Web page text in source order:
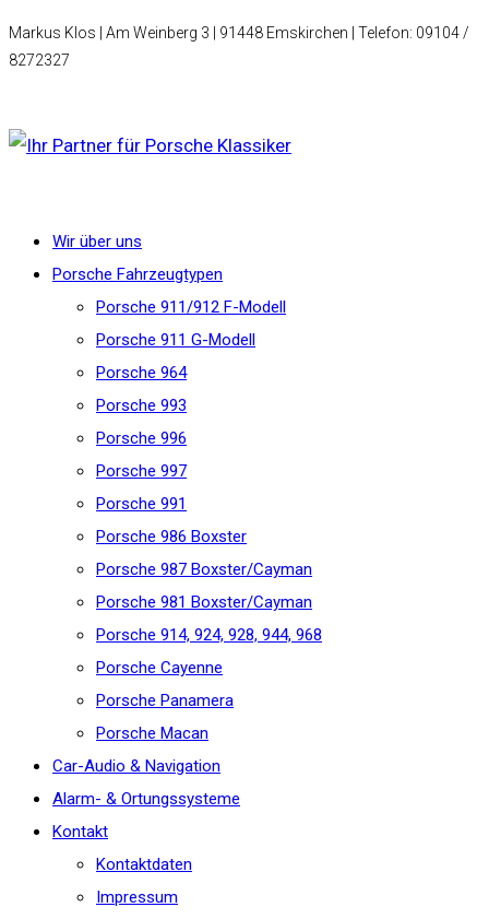
Markus Klos | Am Weinberg 3 | 91448 Emskirchen | Telefon: 09104 /
8272327
Wir über uns
Porsche Fahrzeugtypen
Porsche 911/912 F-Modell
Porsche 911 G-Modell
Porsche 964
Porsche 993
Porsche 996
Porsche 997
Porsche 991
Porsche 986 Boxster
Porsche 987 Boxster/Cayman
Porsche 981 Boxster/Cayman
Porsche 914, 924, 928, 944, 968
Porsche Cayenne
Porsche Panamera
Porsche Macan
Car-Audio & Navigation
Alarm- & Ortungssysteme
Kontakt
Kontaktdaten
Impressum